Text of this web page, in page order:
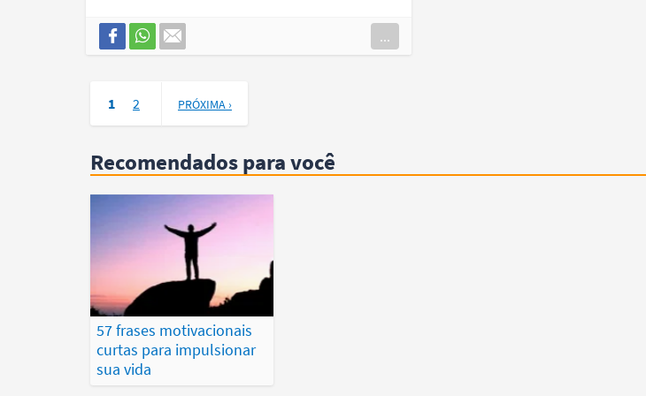
...
1 2 PRÓXIMA ›
Recomendados para você
57 frases motivacionais
curtas para impulsionar
sua vida